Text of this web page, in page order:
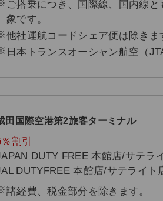
ご搭乗につき、国際線、国内線
象です。
他社運航コードシェア便は除きま
日本トランスオーシャン航空（
田国際空港第2旅客ターミナル
割引
DUTY FREE 本館店/サテラ
DUTYFREE 本館店/サテライト
諸経費、税金部分を除きます。